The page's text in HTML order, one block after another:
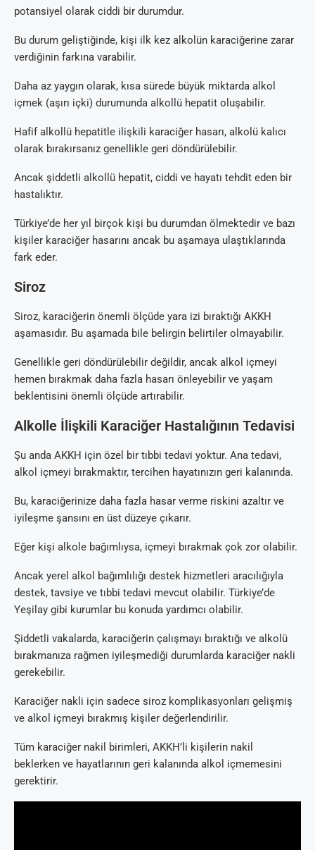
potansiyel olarak ciddi bir durumdur.
Bu durum geliştiğinde, kişi ilk kez alkolün karaciğerine zarar
verdiğinin farkına varabilir.
Daha az yaygın olarak, kısa sürede büyük miktarda alkol
içmek (aşırı içki) durumunda alkollü hepatit oluşabilir.
Hafif alkollü hepatitle ilişkili karaciğer hasarı, alkolü kalıcı
olarak bırakırsanız genellikle geri döndürülebilir.
Ancak şiddetli alkollü hepatit, ciddi ve hayatı tehdit eden bir
hastalıktır.
Türkiye’de her yıl birçok kişi bu durumdan ölmektedir ve bazı
kişiler karaciğer hasarını ancak bu aşamaya ulaştıklarında
fark eder.
Siroz
Siroz, karaciğerin önemli ölçüde yara izi bıraktığı AKKH
aşamasıdır. Bu aşamada bile belirgin belirtiler olmayabilir.
Genellikle geri döndürülebilir değildir, ancak alkol içmeyi
hemen bırakmak daha fazla hasarı önleyebilir ve yaşam
beklentisini önemli ölçüde artırabilir.
Alkolle İlişkili Karaciğer Hastalığının Tedavisi
Şu anda AKKH için özel bir tıbbi tedavi yoktur. Ana tedavi,
alkol içmeyi bırakmaktır, tercihen hayatınızın geri kalanında.
Bu, karaciğerinize daha fazla hasar verme riskini azaltır ve
iyileşme şansını en üst düzeye çıkarır.
Eğer kişi alkole bağımlıysa, içmeyi bırakmak çok zor olabilir.
Ancak yerel alkol bağımlılığı destek hizmetleri aracılığıyla
destek, tavsiye ve tıbbi tedavi mevcut olabilir. Türkiye’de
Yeşilay gibi kurumlar bu konuda yardımcı olabilir.
Şiddetli vakalarda, karaciğerin çalışmayı bıraktığı ve alkolü
bırakmanıza rağmen iyileşmediği durumlarda karaciğer nakli
gerekebilir.
Karaciğer nakli için sadece siroz komplikasyonları gelişmiş
ve alkol içmeyi bırakmış kişiler değerlendirilir.
Tüm karaciğer nakil birimleri, AKKH’li kişilerin nakil
beklerken ve hayatlarının geri kalanında alkol içmemesini
gerektirir.